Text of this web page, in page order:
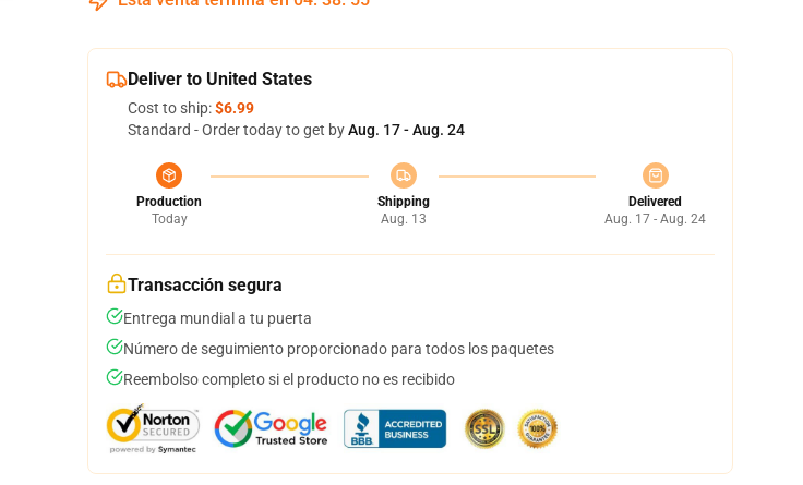
Deliver to United States
Cost to ship:$6.99
Standard - Order today to get byAug. 17 - Aug. 24
Production
Today
Shipping
Aug. 13
Delivered
Aug. 17 - Aug. 24
Transacción segura
Entrega mundial a tu puerta
Número de seguimiento proporcionado para todos los paquetes
Reembolso completo si el producto no es recibido